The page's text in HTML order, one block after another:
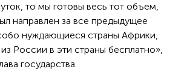
то мы готовы весь тот объем,
направлен за все предыдущее
нуждающиеся страны Африки,
России в эти страны бесплатно»,
государства.